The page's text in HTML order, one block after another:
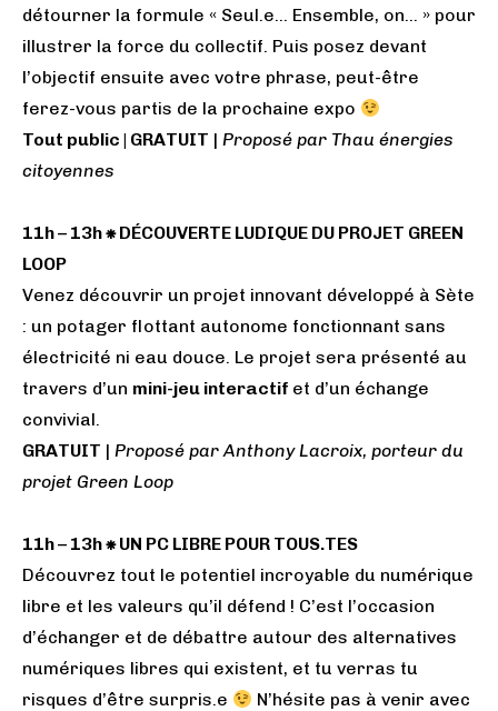
détourner la formule « Seul.e… Ensemble, on… » pour
illustrer la force du collectif. Puis posez devant
l’objectif ensuite avec votre phrase, peut-être
ferez-vous partis de la prochaine expo
Tout public | GRATUIT | Proposé par Thau énergies
citoyennes
11h – 13h ⁕ DÉCOUVERTE LUDIQUE DU PROJET GREEN
LOOP
Venez découvrir un projet innovant développé à Sète
: un potager flottant autonome fonctionnant sans
électricité ni eau douce. Le projet sera présenté au
travers d’un mini-jeu interactif et d’un échange
convivial.
GRATUIT | Proposé par Anthony Lacroix, porteur du
projet Green Loop
11h – 13h ⁕ UN PC LIBRE POUR TOUS.TES
Découvrez tout le potentiel incroyable du numérique
libre et les valeurs qu’il défend ! C’est l’occasion
d’échanger et de débattre autour des alternatives
numériques libres qui existent, et tu verras tu
risques d’être surpris.e
N’hésite pas à venir avec